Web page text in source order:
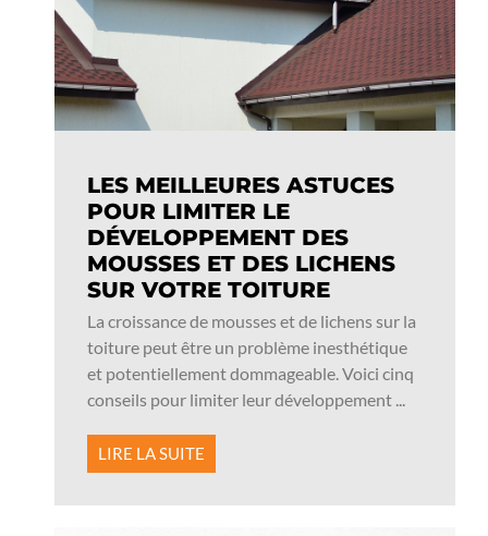
LES MEILLEURES ASTUCES
POUR LIMITER LE
DÉVELOPPEMENT DES
MOUSSES ET DES LICHENS
SUR VOTRE TOITURE
La croissance de mousses et de lichens sur la
toiture peut être un problème inesthétique
et potentiellement dommageable. Voici cinq
conseils pour limiter leur développement ...
LIRE LA SUITE